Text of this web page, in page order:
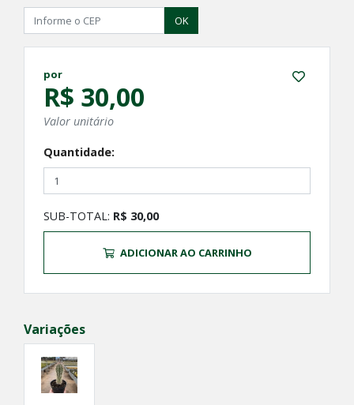
OK
por
R$ 30,00
Valor unitário
Quantidade:
SUB-TOTAL: R$ 30,00
ADICIONAR AO CARRINHO
Variações